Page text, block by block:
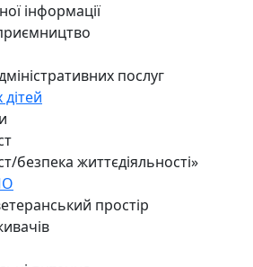
інформації
послуг
безпека життєдіяльності»
простір